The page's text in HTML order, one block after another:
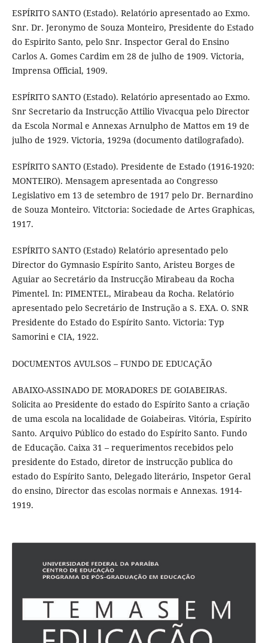
ESPÍRITO SANTO (Estado). Relatório apresentado ao Exmo.
Snr. Dr. Jeronymo de Souza Monteiro, Presidente do Estado
do Espirito Santo, pelo Snr. Inspector Geral do Ensino
Carlos A. Gomes Cardim em 28 de julho de 1909. Victoria,
Imprensa Official, 1909.
ESPÍRITO SANTO (Estado). Relatório apresentado ao Exmo.
Snr Secretario da Instrucção Attilio Vivacqua pelo Director
da Escola Normal e Annexas Arnulpho de Mattos em 19 de
julho de 1929. Victoria, 1929a (documento datilografado).
ESPÍRITO SANTO (Estado). Presidente de Estado (1916-1920:
MONTEIRO). Mensagem apresentada ao Congresso
Legislativo em 13 de setembro de 1917 pelo Dr. Bernardino
de Souza Monteiro. Vitctoria: Sociedade de Artes Graphicas,
1917.
ESPÍRITO SANTO (Estado) Relatório apresentado pelo
Director do Gymnasio Espírito Santo, Aristeu Borges de
Aguiar ao Secretário da Instrucção Mirabeau da Rocha
Pimentel. In: PIMENTEL, Mirabeau da Rocha. Relatório
apresentado pelo Secretário de Instrução a S. EXA. O. SNR
Presidente do Estado do Espírito Santo. Victoria: Typ
Samorini e CIA, 1922.
DOCUMENTOS AVULSOS – FUNDO DE EDUCAÇÃO
ABAIXO-ASSINADO DE MORADORES DE GOIABEIRAS.
Solicita ao Presidente do estado do Espírito Santo a criação
de uma escola na localidade de Goiabeiras. Vitória, Espírito
Santo. Arquivo Público do estado do Espírito Santo. Fundo
de Educação. Caixa 31 – requerimentos recebidos pelo
presidente do Estado, diretor de instrucção publica do
estado do Espírito Santo, Delegado literário, Inspetor Geral
do ensino, Director das escolas normais e Annexas. 1914-
1919.